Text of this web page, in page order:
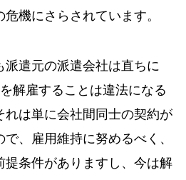
機にさらされています。
遣元の派遣会社は直ちに
解雇することは違法になる
は単に会社間同士の契約が
、雇用維持に努めるべく、
条件がありますし、今は解